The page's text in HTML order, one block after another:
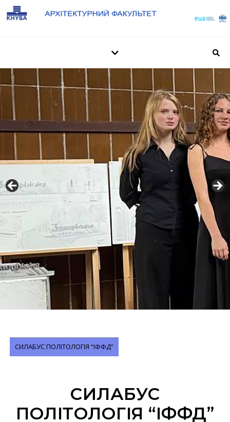
СИЛАБУС ПОЛІТОЛОГІЯ “ІФФД”
СИЛАБУС
ПОЛІТОЛОГІЯ “ІФФД”